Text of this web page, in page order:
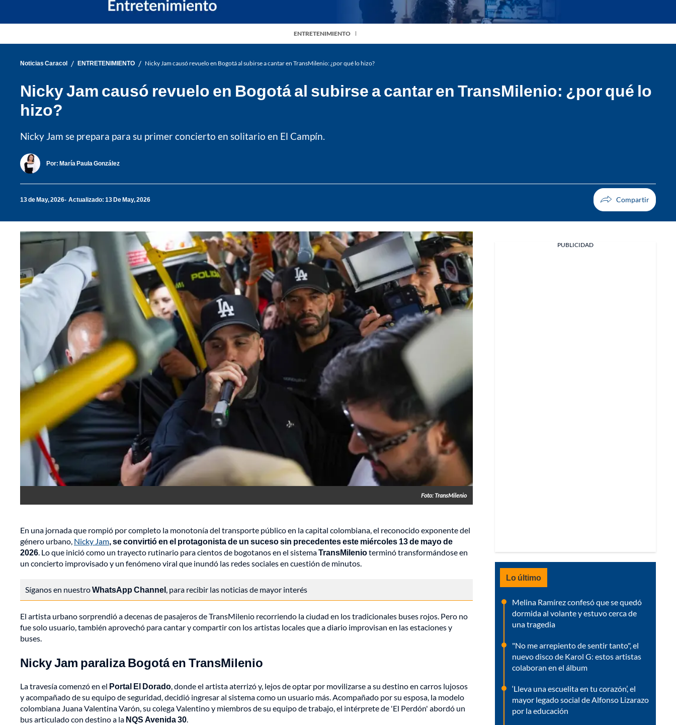
ENTRETENIMIENTO
Noticias Caracol / ENTRETENIMIENTO / Nicky Jam causó revuelo en Bogotá al subirse a cantar en TransMilenio: ¿por qué lo hizo?
Nicky Jam causó revuelo en Bogotá al subirse a cantar en TransMilenio: ¿por qué lo
hizo?
Nicky Jam se prepara para su primer concierto en solitario en El Campín.
Por: María Paula González
13 de May, 2026 Actualizado: 13 De May, 2026
Foto: TransMilenio
En una jornada que rompió por completo la monotonía del transporte público en la capital colombiana, el reconocido exponente del
género urbano, Nicky Jam, se convirtió en el protagonista de un suceso sin precedentes este miércoles 13 de mayo de
2026. Lo que inició como un trayecto rutinario para cientos de bogotanos en el sistemaTransMilenioterminó transformándose en
un concierto improvisado y un fenómeno viral que inundó las redes sociales en cuestión de minutos.
Síganos en nuestroWhatsApp Channel, para recibir las noticias de mayor interés
El artista urbano sorprendió a decenas de pasajeros de TransMilenio recorriendo la ciudad en los tradicionales buses rojos. Pero no
fue solo usuario, también aprovechó para cantar y compartir con los artistas locales que a diario improvisan en las estaciones y
buses.
Nicky Jam paraliza Bogotá en TransMilenio
La travesía comenzó en el Portal El Dorado, donde el artista aterrizó y, lejos de optar por movilizarse a su destino en carros lujosos
y acompañado de su equipo de seguridad, decidió ingresar al sistema como un usuario más. Acompañado por su esposa, la modelo
colombiana Juana Valentina Varón, su colega Valentino y miembros de su equipo de trabajo, el intérprete de 'El Perdón' abordó un
bus articulado con destino a la NQS Avenida 30.
PUBLICIDAD
Lo último
Melina Ramírez confesó que se quedó
dormida al volante y estuvo cerca de
una tragedia
"No me arrepiento de sentir tanto", el
nuevo disco de Karol G: estos artistas
colaboran en el álbum
‘Lleva una escuelita en tu corazón’, el
mayor legado social de Alfonso Lizarazo
por la educación